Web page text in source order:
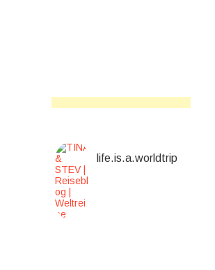
life.is.a.worldtrip